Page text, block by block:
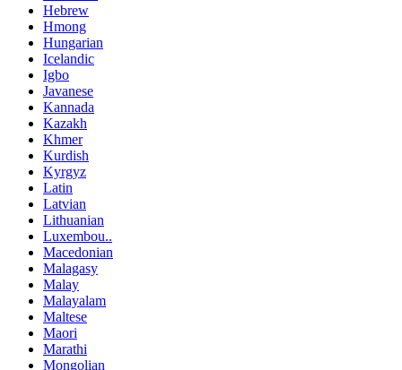
Hebrew
Hmong
Hungarian
Icelandic
Igbo
Javanese
Kannada
Kazakh
Khmer
Kurdish
Kyrgyz
Latin
Latvian
Lithuanian
Luxembou..
Macedonian
Malagasy
Malay
Malayalam
Maltese
Maori
Marathi
Mongolian